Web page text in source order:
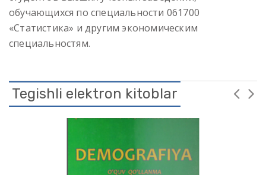
обучающихся по специальности 061700
«Статистика» и другим экономическим
специальностям.
Tegishli elektron kitoblar